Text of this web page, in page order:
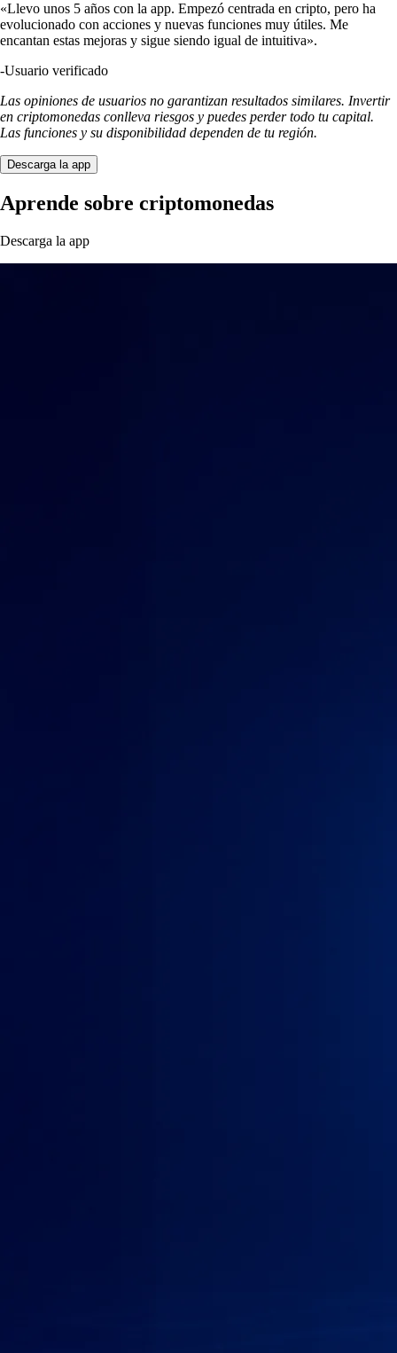
«Llevo unos 5 años con la app. Empezó centrada en cripto, pero ha
evolucionado con acciones y nuevas funciones muy útiles. Me
encantan estas mejoras y sigue siendo igual de intuitiva».
-Usuario verificado
Las opiniones de usuarios no garantizan resultados similares. Invertir
en criptomonedas conlleva riesgos y puedes perder todo tu capital.
Las funciones y su disponibilidad dependen de tu región.
Descarga la app
Aprende sobre criptomonedas
Descarga la app